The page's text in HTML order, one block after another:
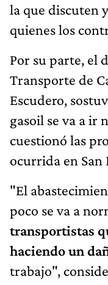
la que discuten
quienes los
Por su parte, el
Transporte de
Escudero,
gasoil se va a ir
cuestionó las
ocurrida en San
"El
poco se va a
transportistas
haciendo un
trabajo",